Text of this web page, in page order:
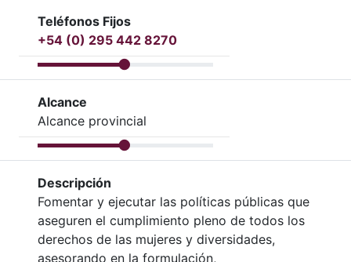
Teléfonos Fijos
+54 (0) 295 442 8270
Alcance
Alcance provincial
Descripción
Fomentar y ejecutar las políticas públicas que
aseguren el cumplimiento pleno de todos los
derechos de las mujeres y diversidades,
asesorando en la formulación,